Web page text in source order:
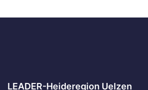
LEADER-Heideregion Uelzen